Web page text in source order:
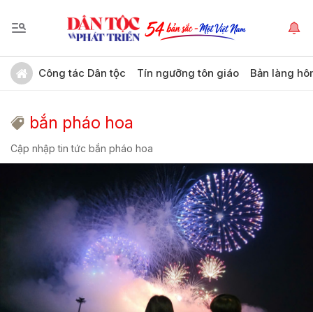
Công tác Dân tộc Tín ngưỡng tôn giáo Bản làng
bắn pháo hoa
Cập nhập tin tức bắn pháo hoa